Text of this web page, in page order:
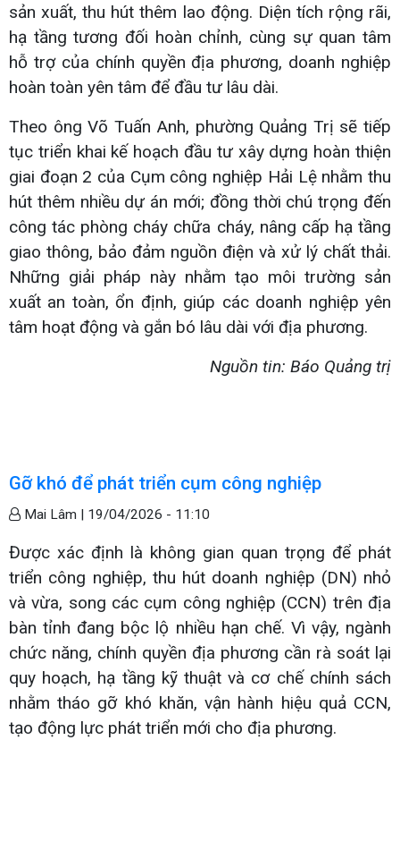
sản xuất, thu hút thêm lao động. Diện tích rộng rãi,
hạ tầng tương đối hoàn chỉnh, cùng sự quan tâm
hỗ trợ của chính quyền địa phương, doanh nghiệp
hoàn toàn yên tâm để đầu tư lâu dài.
Theo ông Võ Tuấn Anh, phường Quảng Trị sẽ tiếp
tục triển khai kế hoạch đầu tư xây dựng hoàn thiện
giai đoạn 2 của Cụm công nghiệp Hải Lệ nhằm thu
hút thêm nhiều dự án mới; đồng thời chú trọng đến
công tác phòng cháy chữa cháy, nâng cấp hạ tầng
giao thông, bảo đảm nguồn điện và xử lý chất thải.
Những giải pháp này nhằm tạo môi trường sản
xuất an toàn, ổn định, giúp các doanh nghiệp yên
tâm hoạt động và gắn bó lâu dài với địa phương.
Nguồn tin: Báo Quảng trị
Gỡ khó để phát triển cụm công nghiệp
Mai Lâm | 19/04/2026 - 11:10
Được xác định là không gian quan trọng để phát
triển công nghiệp, thu hút doanh nghiệp (DN) nhỏ
và vừa, song các cụm công nghiệp (CCN) trên địa
bàn tỉnh đang bộc lộ nhiều hạn chế. Vì vậy, ngành
chức năng, chính quyền địa phương cần rà soát lại
quy hoạch, hạ tầng kỹ thuật và cơ chế chính sách
nhằm tháo gỡ khó khăn, vận hành hiệu quả CCN,
tạo động lực phát triển mới cho địa phương.